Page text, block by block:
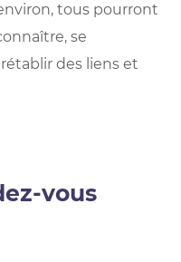
tous pourront
se
des liens et
vous